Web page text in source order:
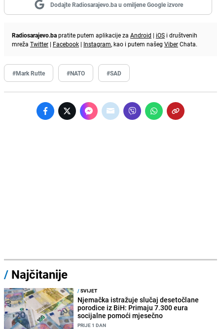
Dodajte Radiosarajevo.ba u omiljene Google izvore
Radiosarajevo.bapratite putem aplikacije za Android | iOS i društvenih
mreža Twitter | Facebook | Instagram, kao i putem našeg ViberChata.
#Mark Rutte #NATO #SAD
/ Najčitanije
/SVIJET
Njemačka istražuje slučaj desetočlane
porodice iz BiH: Primaju 7.300 eura
socijalne pomoći mjesečno
PRIJE 1 DAN